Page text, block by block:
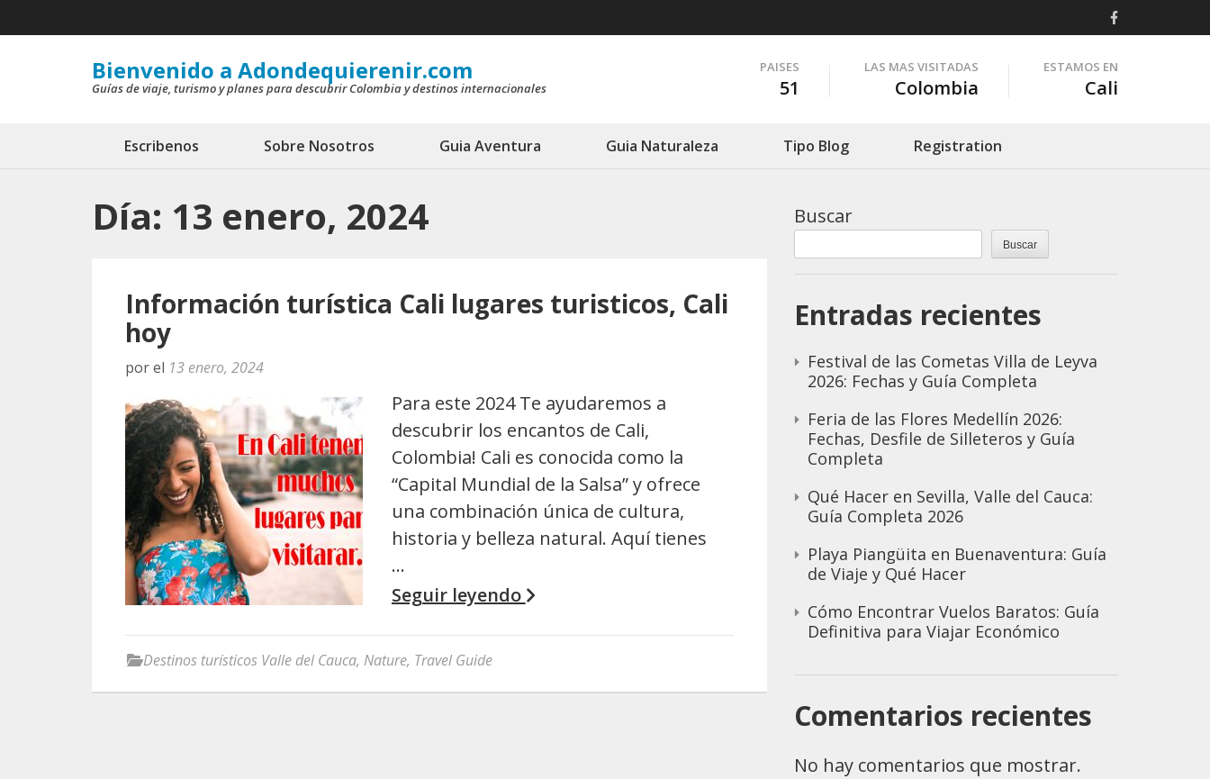
al
Bienvenido a Adondequierenir.com
Guías de viaje, turismo y planes para descubrir Colombia y destinos internacionales
PAISES
51
LAS MAS VISITADAS
Colombia
ESTAMOS EN
Cali
Escribenos Sobre Nosotros Guia Aventura Guia Naturaleza Tipo Blog Registration
Día: 13 enero, 2024
Información turística Cali lugares turisticos, Cali
hoy
porel 13 enero, 2024
Para este 2024 Te ayudaremos a
descubrir los encantos de Cali,
Colombia! Cali es conocida como la
“Capital Mundial de la Salsa” y ofrece
una combinación única de cultura,
historia y belleza natural. Aquí tienes
…
Seguir leyendo
Destinos turísticos Valle del Cauca, Nature, Travel Guide
Buscar
Buscar
Entradas recientes
Festival de las Cometas Villa de Leyva
2026: Fechas y Guía Completa
Feria de las Flores Medellín 2026:
Fechas, Desfile de Silleteros y Guía
Completa
Qué Hacer en Sevilla, Valle del Cauca:
Guía Completa 2026
Playa Piangüita en Buenaventura: Guía
de Viaje y Qué Hacer
Cómo Encontrar Vuelos Baratos: Guía
Definitiva para Viajar Económico
Comentarios recientes
No hay comentarios que mostrar.